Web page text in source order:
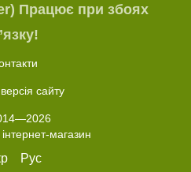
Працює при збоях
сайту
магазин
Рус